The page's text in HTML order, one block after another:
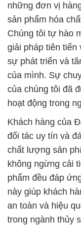
những đơn vị
sản phẩm hóa
Chúng tôi tự hào
giải pháp tiên tiến
sự phát triển và
của mình. Sự
của chúng tôi đã
hoạt động trong
Khách hàng của
đối tác uy tín và
chất lượng sản
không ngừng cải
phẩm đều đáp
này giúp khách
an toàn và hiệu
trong ngành thủy